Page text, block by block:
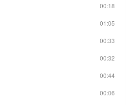
00:18
01:05
00:33
00:32
00:44
00:06